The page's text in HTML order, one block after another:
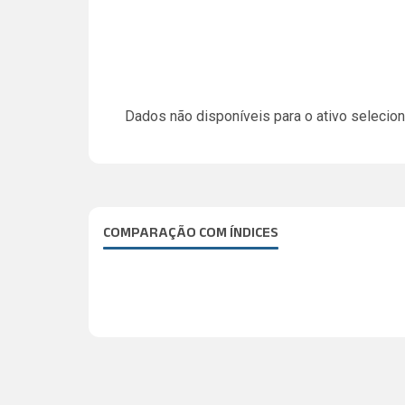
Dados não disponíveis para o ativo
COMPARAÇÃO COM ÍNDICES